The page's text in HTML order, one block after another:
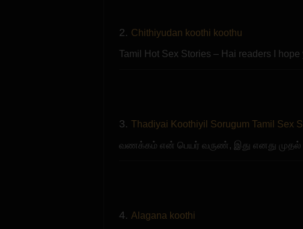
2. Chithiyudan koothi koothu
Tamil Hot Sex Stories – Hai readers I
3. Thadiyai Koothiyil Sorugum Tamil Sex
வணக்கம் என் பெயர் வருண், இது எனது
4. Alagana koothi